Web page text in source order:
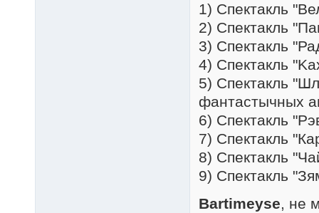
1) Спектакль
2) Спектакль
3) Спектакль
4) Спектакль
5) Спектакль
фантастычных
6) Спектакль
7) Спектакль
8) Спектакль
9) Спектакль
Bartimeyse, не